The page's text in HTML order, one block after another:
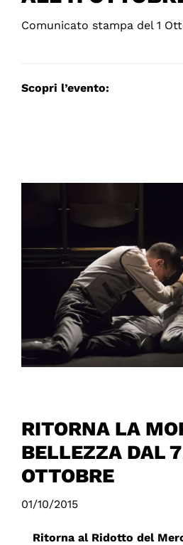
Comunicato stampa del 1
Scopri l’evento:
RITORNA LA
BELLEZZA DAL 7
OTTOBRE
01/10/2015
Ritorna al Ridotto del